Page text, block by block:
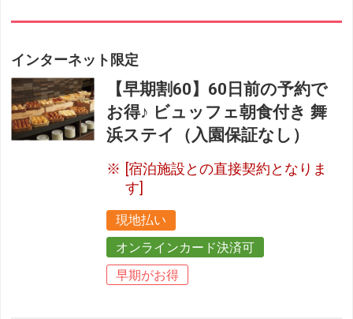
インターネット限定
【早期割60】60日前の予約で
お得♪ ビュッフェ朝食付き 舞
浜ステイ（入園保証なし）
[宿泊施設との直接契約となりま
す]
現地払い
オンラインカード決済可
早期がお得